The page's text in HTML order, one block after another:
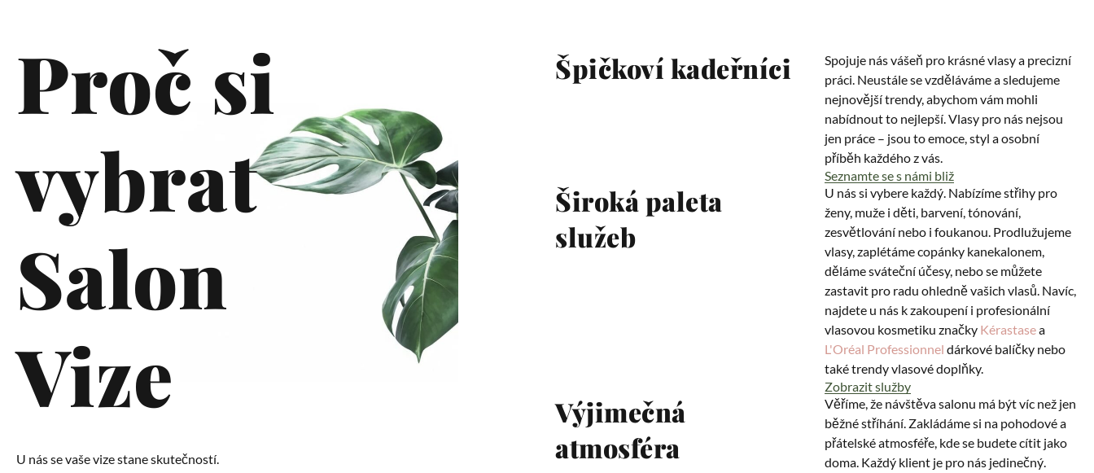
Proč si
vybrat
Salon
Vize
U nás se vaše vize stane skutečností.
Špičkoví kadeřníci
Spojuje nás vášeň pro krásné vlasy a precizní
práci. Neustále se vzděláváme a sledujeme
nejnovější trendy, abychom vám mohli
nabídnout to nejlepší. Vlasy pro nás nejsou
jen práce – jsou to emoce, styl a osobní
příběh každého z vás.
Seznamte se s námi bliž
Široká paleta
služeb
U nás si vybere každý. Nabízíme střihy pro
ženy, muže i děti, barvení, tónování,
zesvětlování nebo i foukanou. Prodlužujeme
vlasy, zaplétáme copánky kanekalonem,
děláme sváteční účesy, nebo se můžete
zastavit pro radu ohledně vašich vlasů. Navíc,
najdete u nás k zakoupení i profesionální
vlasovou kosmetiku značky Kérastasea
L'Oréal Professionnel dárkové balíčky nebo
také trendy vlasové doplňky.
Zobrazit služby
Výjimečná
atmosféra
Věříme, že návštěva salonu má být víc než jen
běžné stříhání. Zakládáme si na pohodové a
přátelské atmosféře, kde se budete cítit jako
doma. Každý klient je pro nás jedinečný.